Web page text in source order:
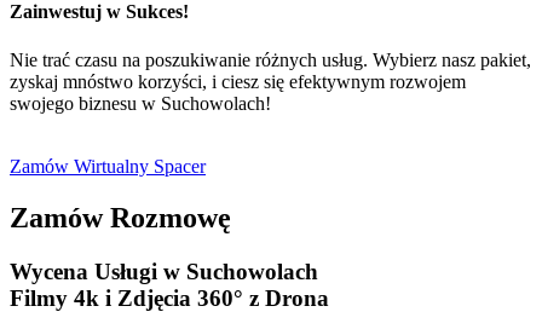
Zainwestuj w Sukces!
Nie trać czasu na poszukiwanie różnych usług. Wybierz nasz pakiet,
zyskaj mnóstwo korzyści, i ciesz się efektywnym rozwojem
swojego biznesu w Suchowolach!
Zamów Wirtualny Spacer
Zamów Rozmowę
Wycena Usługi w Suchowolach
​Filmy 4k i Zdjęcia 360° z Drona